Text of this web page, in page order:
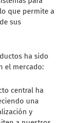
que permite a
sus
ha sido
el mercado:
central ha
una
y